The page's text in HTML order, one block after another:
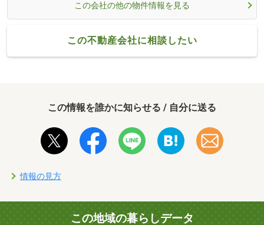
この会社の他の物件情報を見る
この不動産会社に相談したい
この情報を誰かに知らせる / 自分に送る
情報の見方
この地域の暮らしデータ